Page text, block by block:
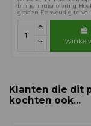
binnenhuisriolering
graden Eenvoudig te
Klanten die dit
kochten ook...